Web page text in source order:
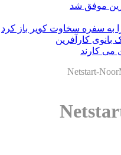
موفق شد
به سفره سخاوت کویر باز کرد
کارآفرین
می کارند
Netstart-